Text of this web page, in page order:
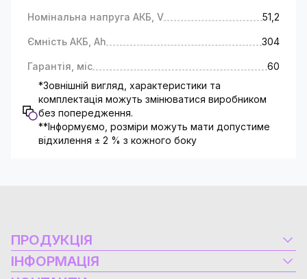
Номінальна напруга АКБ, V 51,2
Ємність АКБ, Ah 304
Гарантія, міс
60
*Зовнішній вигляд, характеристики та
комплектація можуть змінюватися виробником
без попередження.
**Інформуємо, розміри можуть мати допустиме
відхилення ± 2 % з кожного боку
ПРОДУКЦІЯ
Електроустаткування
Альтернативна енергетика
ІНФОРМАЦІЯ